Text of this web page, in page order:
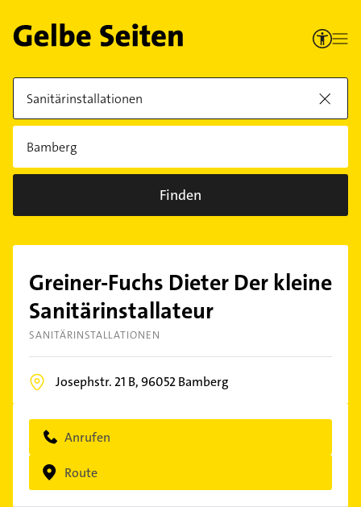
Finden
Greiner-Fuchs Dieter Der kleine
Sanitärinstallateur
SANITÄRINSTALLATIONEN
Josephstr. 21 B,96052Bamberg
Anrufen
Route